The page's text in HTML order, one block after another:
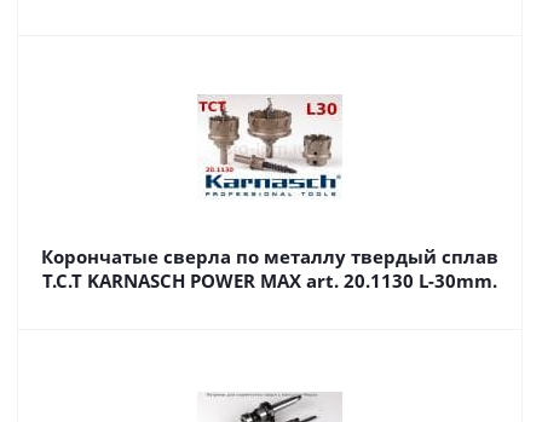
Корончатые сверла по металлу твердый сплав
T.C.T KARNASCH POWER MAX art. 20.1130 L-30mm.